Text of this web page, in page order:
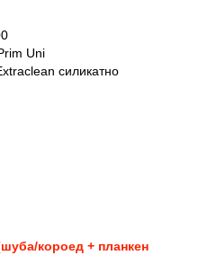
Uni
силикатно
короед + планкен